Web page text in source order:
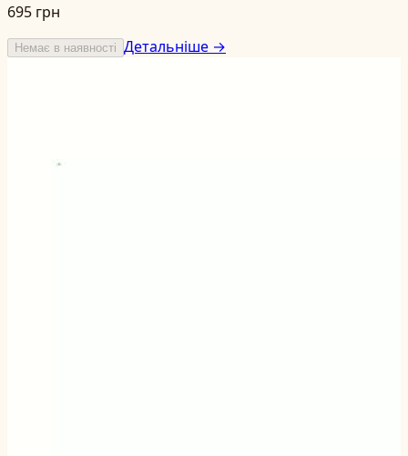
695 грн
Немає в наявності Детальніше →